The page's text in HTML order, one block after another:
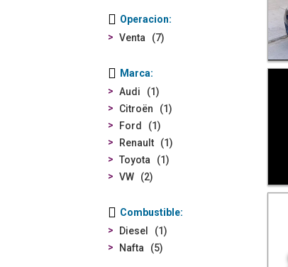
Operacion
Venta
7
Marca
Audi
1
Citroën
1
Ford
1
Renault
1
Toyota
1
VW
2
Combustible
Diesel
1
Nafta
5